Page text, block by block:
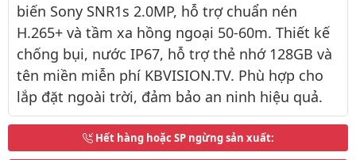
biến Sony SNR1s 2.0MP, hỗ trợ chuẩn nén
H.265+ và tầm xa hồng ngoại 50-60m. Thiết kế
chống bụi, nước IP67, hỗ trợ thẻ nhớ 128GB và
tên miền miễn phí KBVISION.TV. Phù hợp cho
lắp đặt ngoài trời, đảm bảo an ninh hiệu quả.
Hết hàng hoặc SP ngừng sản xuất: